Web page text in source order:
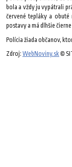
bola a vždy ju vypátrali
červené tepláky a obuté
postavy a má dlhšie
Polícia žiada občanov,
Zdroj: WebNoviny.sk©